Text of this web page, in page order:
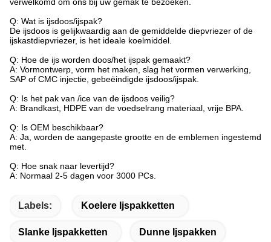
Q: Wat is ijsdoos/ijspak?
De ijsdoos is gelijkwaardig aan de gemiddelde diepvriezer of de
ijskastdiepvriezer, is het ideale koelmiddel.
Q: Hoe de ijs worden doos/het ijspak gemaakt?
A: Vormontwerp, vorm het maken, slag het vormen verwerking,
SAP of CMC injectie, gebeëindigde ijsdoos/ijspak.
Q: Is het pak van /ice van de ijsdoos veilig?
A: Brandkast, HDPE van de voedselrang materiaal, vrije BPA.
Q: Is OEM beschikbaar?
A: Ja, worden de aangepaste grootte en de emblemen ingestemd
met.
Q: Hoe snak naar levertijd?
A: Normaal 2-5 dagen voor 3000 PCs.
Labels: Koelere Ijspakketten
Slanke Ijspakketten Dunne Ijspakken